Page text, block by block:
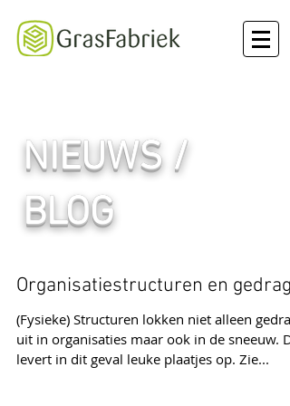
NIEUWS /
BLOG
Organisatiestructuren en gedrag
(Fysieke) Structuren lokken niet alleen gedrag
uit in organisaties maar ook in de sneeuw.
levert in dit geval leuke plaatjes op. Zie...